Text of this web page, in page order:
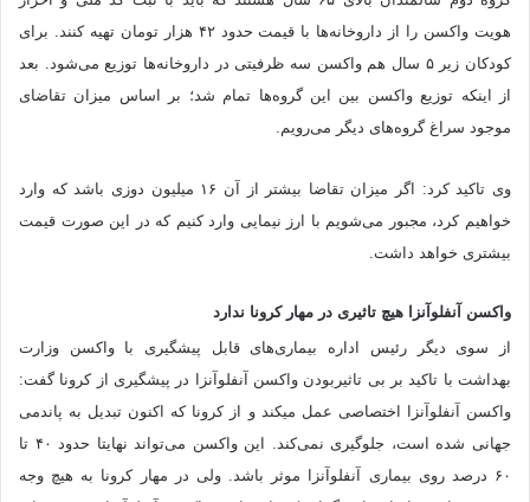
هویت واکسن را از داروخانه‌ها با قیمت حدود ۴۲ هزار تومان تهیه کنند. برای
کودکان زیر ۵ سال هم واکسن سه ظرفیتی در داروخانه‌ها توزیع می‌شود. بعد
از اینکه توزیع واکسن بین این گروه‌ها تمام شد؛ بر اساس میزان تقاضای
موجود سراغ گروه‌های دیگر می‌رویم.
وی تاکید کرد: اگر میزان تقاضا بیشتر از آن ۱۶ میلیون دوزی باشد که وارد
خواهیم کرد، مجبور می‌شویم با ارز نیمایی وارد کنیم که در این صورت قیمت
بیشتری خواهد داشت.
واکسن آنفلوآنزا هیچ تاثیری در مهار کرونا ندارد
از سوی دیگر رئیس اداره بیماری‌های قابل پیشگیری با واکسن وزارت
بهداشت با تاکید بر بی تاثیربودن واکسن آنفلوآنزا در پیشگیری از کرونا گفت:
واکسن آنفلوآنزا اختصاصی عمل می‎کند و از کرونا که اکنون تبدیل به پاندمی
جهانی شده است، جلوگیری نمی‌کند. این واکسن می‌تواند نهایتا حدود ۴۰ تا
۶۰ درصد روی بیماری آنفلوآنزا موثر باشد. ولی در مهار کرونا به هیچ وجه